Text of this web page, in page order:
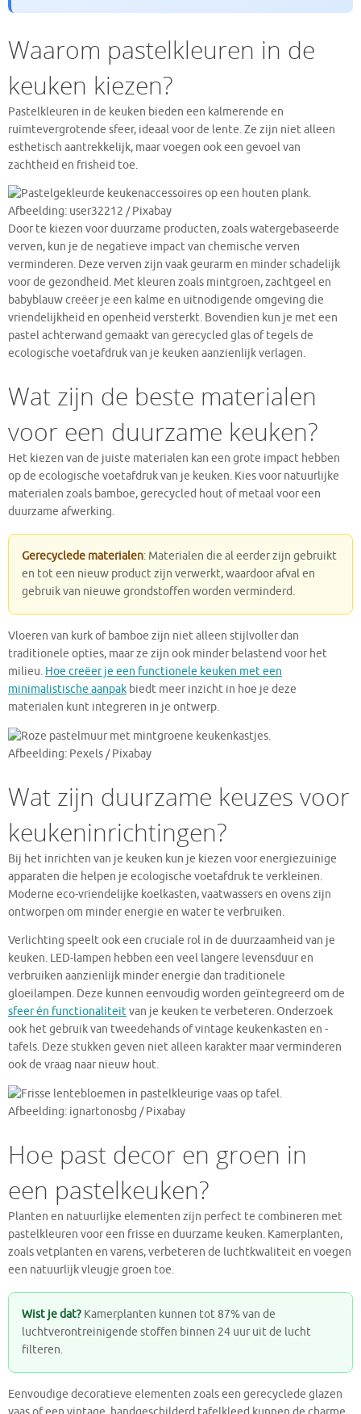
Waarom pastelkleuren in de
keuken kiezen?
Pastelkleuren in de keuken bieden een kalmerende en
ruimtevergrotende sfeer, ideaal voor de lente. Ze zijn niet alleen
esthetisch aantrekkelijk, maar voegen ook een gevoel van
zachtheid en frisheid toe.
Afbeelding: user32212 / Pixabay
Door te kiezen voor duurzame producten, zoals watergebaseerde
verven, kun je de negatieve impact van chemische verven
verminderen. Deze verven zijn vaak geurarm en minder schadelijk
voor de gezondheid. Met kleuren zoals mintgroen, zachtgeel en
babyblauw creëer je een kalme en uitnodigende omgeving die
vriendelijkheid en openheid versterkt. Bovendien kun je met een
pastel achterwand gemaakt van gerecycled glas of tegels de
ecologische voetafdruk van je keuken aanzienlijk verlagen.
Wat zijn de beste materialen
voor een duurzame keuken?
Het kiezen van de juiste materialen kan een grote impact hebben
op de ecologische voetafdruk van je keuken. Kies voor natuurlijke
materialen zoals bamboe, gerecycled hout of metaal voor een
duurzame afwerking.
Gerecyclede materialen: Materialen die al eerder zijn gebruikt
en tot een nieuw product zijn verwerkt, waardoor afval en
gebruik van nieuwe grondstoffen worden verminderd.
Vloeren van kurk of bamboe zijn niet alleen stijlvoller dan
traditionele opties, maar ze zijn ook minder belastend voor het
milieu. Hoe creëer je een functionele keuken met een
minimalistische aanpak biedt meer inzicht in hoe je deze
materialen kunt integreren in je ontwerp.
Afbeelding: Pexels / Pixabay
Wat zijn duurzame keuzes voor
keukeninrichtingen?
Bij het inrichten van je keuken kun je kiezen voor energiezuinige
apparaten die helpen je ecologische voetafdruk te verkleinen.
Moderne eco-vriendelijke koelkasten, vaatwassers en ovens zijn
ontworpen om minder energie en water te verbruiken.
Verlichting speelt ook een cruciale rol in de duurzaamheid van je
keuken. LED-lampen hebben een veel langere levensduur en
verbruiken aanzienlijk minder energie dan traditionele
gloeilampen. Deze kunnen eenvoudig worden geïntegreerd om de
sfeer én functionaliteitvan je keuken te verbeteren. Onderzoek
ook het gebruik van tweedehands of vintage keukenkasten en -
tafels. Deze stukken geven niet alleen karakter maar verminderen
ook de vraag naar nieuw hout.
Afbeelding: ignartonosbg / Pixabay
Hoe past decor en groen in
een pastelkeuken?
Planten en natuurlijke elementen zijn perfect te combineren met
pastelkleuren voor een frisse en duurzame keuken. Kamerplanten,
zoals vetplanten en varens, verbeteren de luchtkwaliteit en voegen
een natuurlijk vleugje groen toe.
Wist je dat? Kamerplanten kunnen tot 87% van de
luchtverontreinigende stoffen binnen 24 uur uit de lucht
filteren.
Eenvoudige decoratieve elementen zoals een gerecyclede glazen